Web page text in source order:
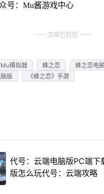
号：Mu酱游戏中心
文章已到底
模拟器 蜂之恋 蜂之恋电
版
《蜂之恋》手游
代号：云端电脑版PC端下
版怎么玩代号：云端攻略